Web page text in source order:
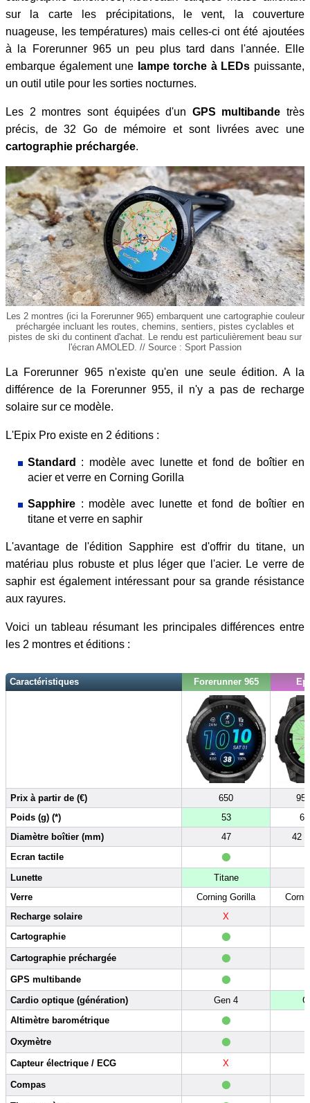
sur la carte les précipitations, le vent, la couverture
nuageuse, les températures) mais celles-ci ont été ajoutées
à la Forerunner 965 un peu plus tard dans l'année. Elle
embarque également une lampe torche à LEDs puissante,
un outil utile pour les sorties nocturnes.
Les 2 montres sont équipées d'un GPS multibande très
précis, de 32 Go de mémoire et sont livrées avec une
cartographie préchargée.
Les 2 montres (ici la Forerunner 965) embarquent une cartographie couleur
préchargée incluant les routes, chemins, sentiers, pistes cyclables et
pistes de ski du continent d'achat. Le rendu est particulièrement beau sur
l'écran AMOLED. // Source : Sport Passion
La Forerunner 965 n'existe qu'en une seule édition. A la
différence de la Forerunner 955, il n'y a pas de recharge
solaire sur ce modèle.
L'Epix Pro existe en 2 éditions :
Standard
: modèle avec lunette et fond de boîtier en
acier et verre en Corning Gorilla
Sapphire : modèle avec lunette et fond de boîtier en
titane et verre en saphir
L'avantage de l'édition Sapphire est d'offrir du titane, un
matériau plus robuste et plus léger que l'acier. Le verre de
saphir est également intéressant pour sa grande résistance
aux rayures.
Voici un tableau résumant les principales différences entre
les 2 montres et éditions :
Caractéristiques Forerunner 965
Prix à partir de (€) 650
Poids (g) (*)
53
Diamètre boîtier (mm)
47
42 /
Ecran tactile
•
Lunette Titane
Verre
Corning Gorilla
Recharge solaire
X
Cartographie
•
Cartographie préchargée •
GPS multibande •
Cardio optique (génération) Gen 4
Altimètre barométrique
•
Oxymètre •
Capteur électrique / ECG X
Compas •